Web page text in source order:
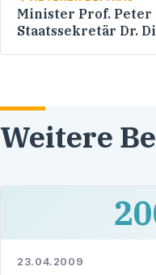
Minister Prof.
Staatssekretär Dr.
Weitere
23.04.2009